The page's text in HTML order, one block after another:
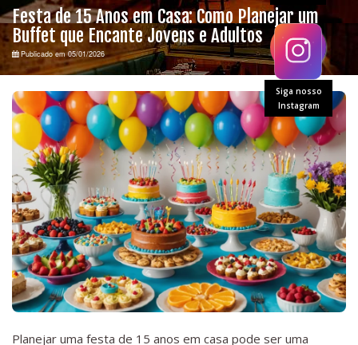
Siga nosso
Instagram
Festa de 15 Anos em Casa: Como Planejar um
Buffet que Encante Jovens e Adultos
Publicado em 05/01/2026
Planejar uma festa de 15 anos em casa pode ser uma